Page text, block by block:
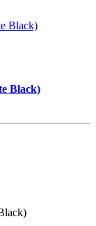
Black)